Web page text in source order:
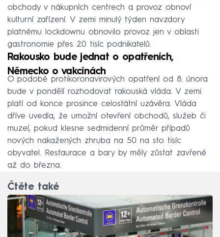
obchody v nákupních centrech a provoz obnoví
kulturní zařízení. V zemi minulý týden navzdory
platnému lockdownu obnovilo provoz jen v oblasti
gastronomie přes 20 tisíc podnikatelů.
Rakousko bude jednat o opatřeních,
Německo o vakcínách
O podobě protikoronavirových opatření od 8. února
bude v pondělí rozhodovat rakouská vláda. V zemi
platí od konce prosince celostátní uzávěra. Vláda
dříve uvedla, že umožní otevření obchodů, služeb či
muzeí, pokud klesne sedmidenní průměr případů
nových nakažených zhruba na 50 na sto tisíc
obyvatel. Restaurace a bary by měly zůstat zavřené
až do března.
Čtěte také